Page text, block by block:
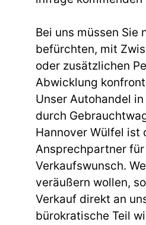
Bei uns müssen Sie
befürchten, mit
oder zusätzlichen
Abwicklung
Unser Autohandel
durch
Hannover Wülfel ist
Ansprechpartner für
Verkaufswunsch.
veräußern wollen,
Verkauf direkt an
bürokratische Teil